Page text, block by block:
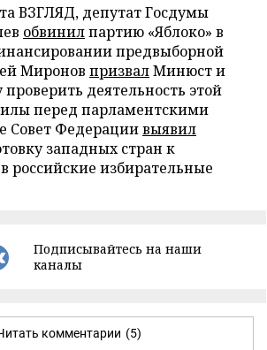
ВЗГЛЯД, депутат Госдумы
обвинилпартию «Яблоко» в
предвыборной
Миронов призвалМинюст и
деятельность этой
перед парламентскими
Совет Федерациивыявил
западных стран к
российские избирательные
Подписывайтесь на наши
каналы
комментарии (5)